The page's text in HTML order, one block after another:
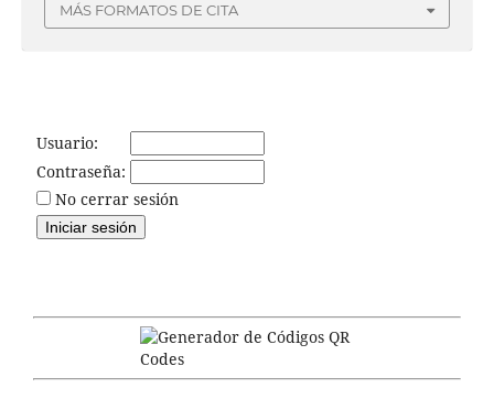
MÁS FORMATOS DE CITA
Usuario:
Contraseña:
No cerrar sesión